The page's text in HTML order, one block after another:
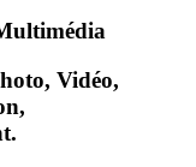
Vidéo,